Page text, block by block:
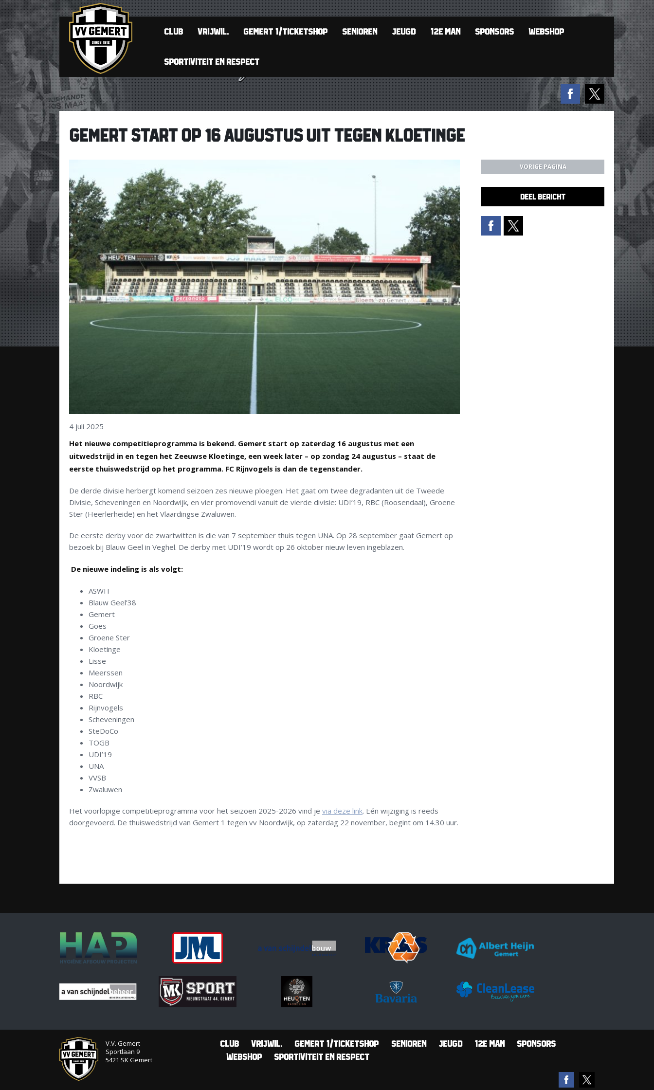
CLUB VRIJWIL. GEMERT 1/TICKETSHOP SENIOREN JEUGD 12E MAN SPONSORS WEBSHOP
SPORTIVITEIT EN RESPECT
GEMERT START OP 16 AUGUSTUS UIT TEGEN KLOETINGE
4 juli 2025
Het nieuwe competitieprogramma is bekend. Gemert start op zaterdag 16 augustus met een
uitwedstrijd in en tegen het Zeeuwse Kloetinge, een week later – op zondag 24 augustus – staat de
eerste thuiswedstrijd op het programma. FC Rijnvogels is dan de tegenstander.
De derde divisie herbergt komend seizoen zes nieuwe ploegen. Het gaat om twee degradanten uit de Tweede
Divisie, Scheveningen en Noordwijk, en vier promovendi vanuit de vierde divisie: UDI’19, RBC (Roosendaal), Groene
Ster (Heerlerheide) en het Vlaardingse Zwaluwen.
De eerste derby voor de zwartwitten is die van 7 september thuis tegen UNA. Op 28 september gaat Gemert op
bezoek bij Blauw Geel in Veghel. De derby met UDI’19 wordt op 26 oktober nieuw leven ingeblazen.
De nieuwe indeling is als volgt:
ASWH
Blauw Geel’38
Gemert
Goes
Groene Ster
Kloetinge
Lisse
Meerssen
Noordwijk
RBC
Rijnvogels
Scheveningen
SteDoCo
TOGB
UDI’19
UNA
VVSB
Zwaluwen
Het voorlopige competitieprogramma voor het seizoen 2025-2026 vind je via deze link. Eén wijziging is reeds
doorgevoerd. De thuiswedstrijd van Gemert 1 tegen vv Noordwijk, op zaterdag 22 november, begint om 14.30 uur.
VORIGE PAGINA
DEEL BERICHT
V.V. Gemert
Sportlaan 9
5421 SK Gemert
Club Vrijwil. Gemert 1/Ticketshop Senioren Jeugd 12e man
Sponsors
Webshop
Sportiviteit en Respect